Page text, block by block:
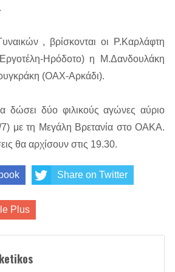
, βρίσκονται οι Ρ.Καρλάφτη
Ηρόδοτο) η Μ.Δανδουλάκη
(ΟΑΧ-Αρκάδι).
δώσει δύο φιλικούς αγώνες αύριο
7) με τη Μεγάλη Βρετανία στο ΟΑΚΑ.
θα αρχίσουν στις 19.30.
Share on Twitter
Plus